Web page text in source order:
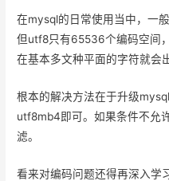
在mysql的日常使用当中，一
但utf8只有65536个编码空间
在基本多文种平面的字符就会
根本的解决方法在于升级
utf8mb4即可。如果条件不允
滤。
看来对编码问题还得再深入学